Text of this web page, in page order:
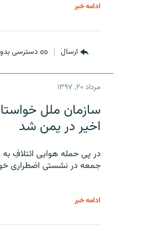
ادامه خبر
ارسال دسترسی
مرداد ۲۰, ۱۳۹۷
سازمان ملل
اخیر در یمن شد
در پی حمله هوایی ائتلافِ
جمعه در نشستی اضطراری
ادامه خبر